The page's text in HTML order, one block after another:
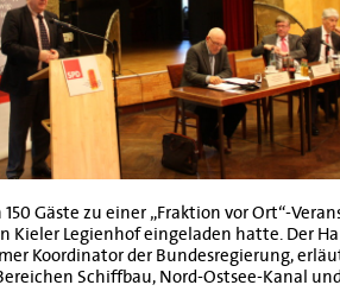
150 Gäste zu einer „Fraktion vor Ort“-
Kieler Legienhof eingeladen hatte. Der
Koordinator der Bundesregierung,
Schiffbau, Nord-Ostsee-Kanal